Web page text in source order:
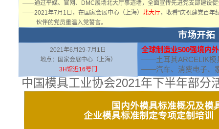
——通过平媒、官网、DMC展场北大厅事迹墙，全面宣传先进党支部建设促
——2021年7月1日，在国家会展中心（上海） 北大厅，收看“庆祝建党百年
伙伴的党员重温入党誓言。
市场开拓
2021年6月29-7月1日
地点：国家会展中心（上海）
3H馆近16号门
全球制造业500强境内
——土耳其ARCELIK模
——汽车、消费电子、
中国模具工业协会2021年下半年部分
国内外模具标准概况及模
企业模具标准制定专项定制培训